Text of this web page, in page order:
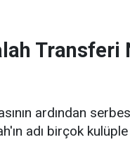
Transferi
ardından
adı birçok kulüple